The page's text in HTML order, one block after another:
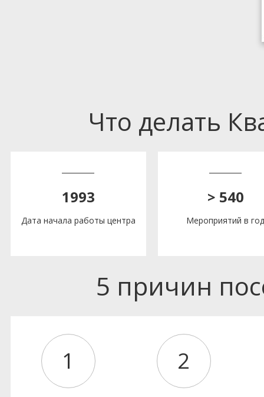
Что делать
1993
Дата начала работы центра
> 540
Мероприятий в год
5 причин
1 2